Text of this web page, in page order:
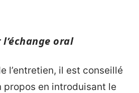
oral
l’entretien, il est conseillé
propos en introduisant le